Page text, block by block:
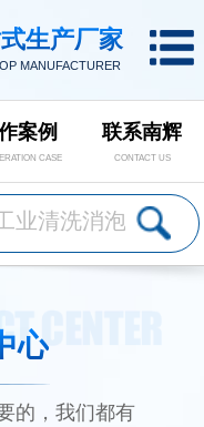
生产厂家
MANUFACTURER
案例
CASE
联系南辉
CONTACT US
心
的，我们都有